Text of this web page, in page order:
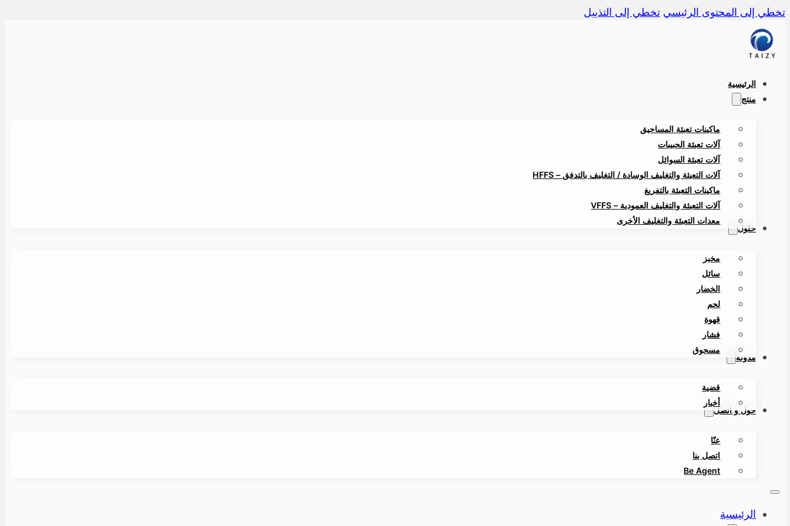
تخطي إلى المحتوى الرئيسي تخطي إلى التذييل
الرئيسية
منتج
ماكينات تعبئة المساحيق
آلات تعبئة الحبيبات
آلات تعبئة السوائل
آلات التعبئة والتغليف الوسادة / التغليف بالتدفق – HFFS
ماكينات التعبئة بالتفريغ
آلات التعبئة والتغليف العمودية – VFFS
معدات التعبئة والتغليف الأخرى
حلول
مخبز
سائل
الخضار
لحم
قهوة
فشار
مسحوق
مدونة
قضية
أخبار
حول و اتصل
عنّا
اتصل بنا
Be Agent
الرئيسية